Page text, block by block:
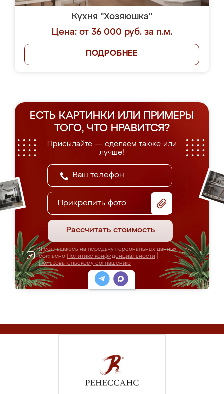
Кухня "Хозяюшка"
Цена: от 36 000 руб. за п.м.
ПОДРОБНЕЕ
ЕСТЬ КАРТИНКИ ИЛИ ПРИМЕРЫ
ТОГО, ЧТО НРАВИТСЯ?
Присылайте — сделаем также или
лучше!
Прикрепить фото
Рассчитать стоимость
Я соглашаюсь на передачу персональных данных
согласно Политике конфиденциальности
Пользовательскому соглашению